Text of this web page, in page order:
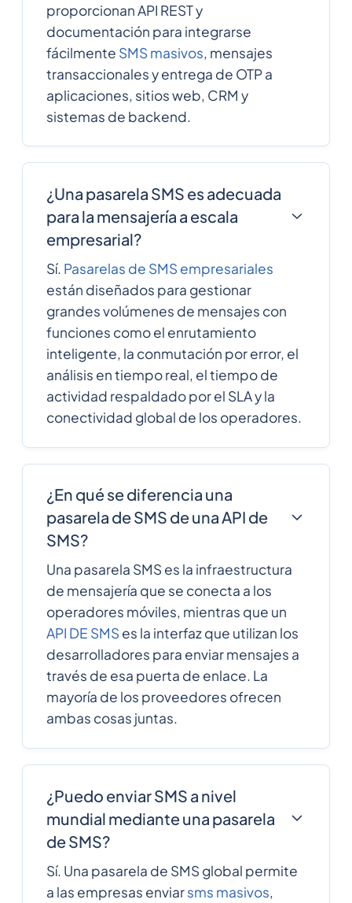
proporcionan API REST y
documentación para integrarse
fácilmente SMS masivos, mensajes
transaccionales y entrega de OTP a
aplicaciones, sitios web, CRM y
sistemas de backend.
¿Una pasarela SMS es adecuada
para la mensajería a escala
empresarial?
Sí. Pasarelas de SMS empresariales
están diseñados para gestionar
grandes volúmenes de mensajes con
funciones como el enrutamiento
inteligente, la conmutación por error, el
análisis en tiempo real, el tiempo de
actividad respaldado por el SLA y la
conectividad global de los operadores.
¿En qué se diferencia una
pasarela de SMS de una API de
SMS?
Una pasarela SMS es la infraestructura
de mensajería que se conecta a los
operadores móviles, mientras que un
API DE SMS es la interfaz que utilizan los
desarrolladores para enviar mensajes a
través de esa puerta de enlace. La
mayoría de los proveedores ofrecen
ambas cosas juntas.
¿Puedo enviar SMS a nivel
mundial mediante una pasarela
de SMS?
Sí. Una pasarela de SMS global permite
a las empresas enviarsms masivos,